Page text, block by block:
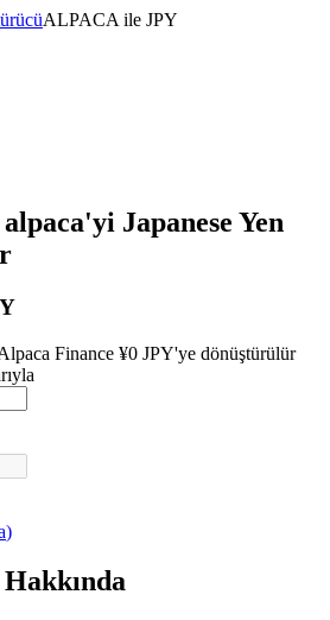
ALPACA ile JPY
alpaca'yi Japanese Yen
Finance ¥0 JPY'ye dönüştürülür
)